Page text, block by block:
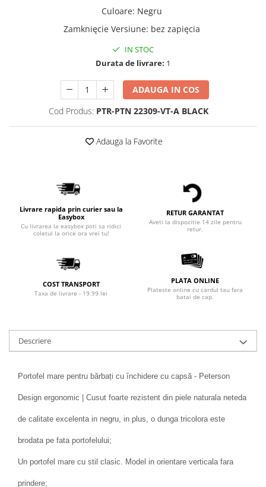
Culoare: Negru
Zamknięcie Versiune: bez zapięcia
IN STOC
Durata de livrare: 1
ADAUGA IN COS
Cod Produs: PTR-PTN 22309-VT-A BLACK
Adauga la Favorite
Livrare rapida prin curier sau la
Easybox
Cu livrarea la easybox poti sa ridici
coletul la orice ora vrei tu!
RETUR GARANTAT
Aveti la dispozitie 14 zile pentru
retur.
COST TRANSPORT
Taxa de livrare - 19.99 lei
PLATA ONLINE
Plateste online cu cardul tau fara
batai de cap.
Descriere
Portofel mare pentru bărbați cu închidere cu capsă - Peterson
Design ergonomic | Cusut foarte rezistent din piele naturala neteda
de calitate excelenta in negru, in plus, o dunga tricolora este
brodata pe fata portofelului;
Un portofel mare cu stil clasic. Model in orientare verticala fara
prindere;